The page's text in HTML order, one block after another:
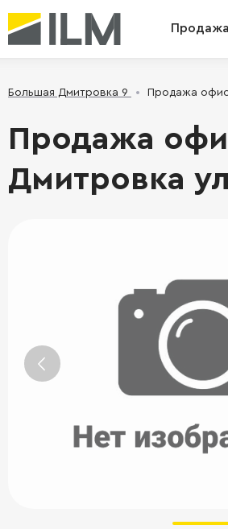
Продажа
Большая Дмитровка 9 Продажа
Продажа
Дмитровка